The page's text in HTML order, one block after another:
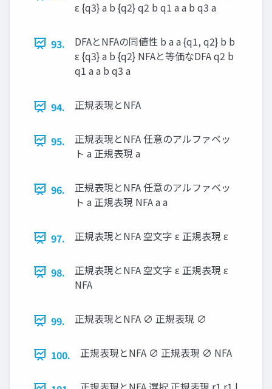
ε {q3} a b {q2} q2 b q1 a a b q3 a
93.
DFAとNFAの同値性 b a a {q1, q2} b b
ε {q3} a b {q2} NFAと等価なDFA q2 b
q1 a a b q3 a
94. 正規表現とNFA
95.
正規表現とNFA 任意のアルファベッ
ト a 正規表現 a
96.
正規表現とNFA 任意のアルファベッ
ト a 正規表現 NFA a a
97. 正規表現とNFA 空文字 ε 正規表現 ε
98.
正規表現とNFA 空文字 ε 正規表現 ε
NFA
99. 正規表現とNFA ∅ 正規表現 ∅
100. 正規表現とNFA ∅ 正規表現 ∅ NFA